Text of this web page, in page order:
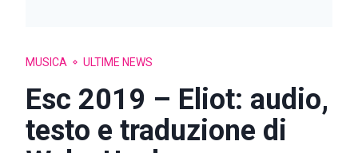
MUSICA ULTIME NEWS
Esc 2019 – Eliot: audio,
testo e traduzione di